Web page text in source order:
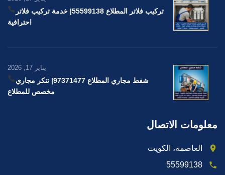
تركيب فلاتر المطلاع 55599138
| خدمة تركيب فلاتر
احترافية
يناير 17, 2026
شفط مجاري المطلاع 97371477
| تنكر مجاري
مخصص للمطلاع
معلومات الاتصال
العاصمة، الكويت
55599138